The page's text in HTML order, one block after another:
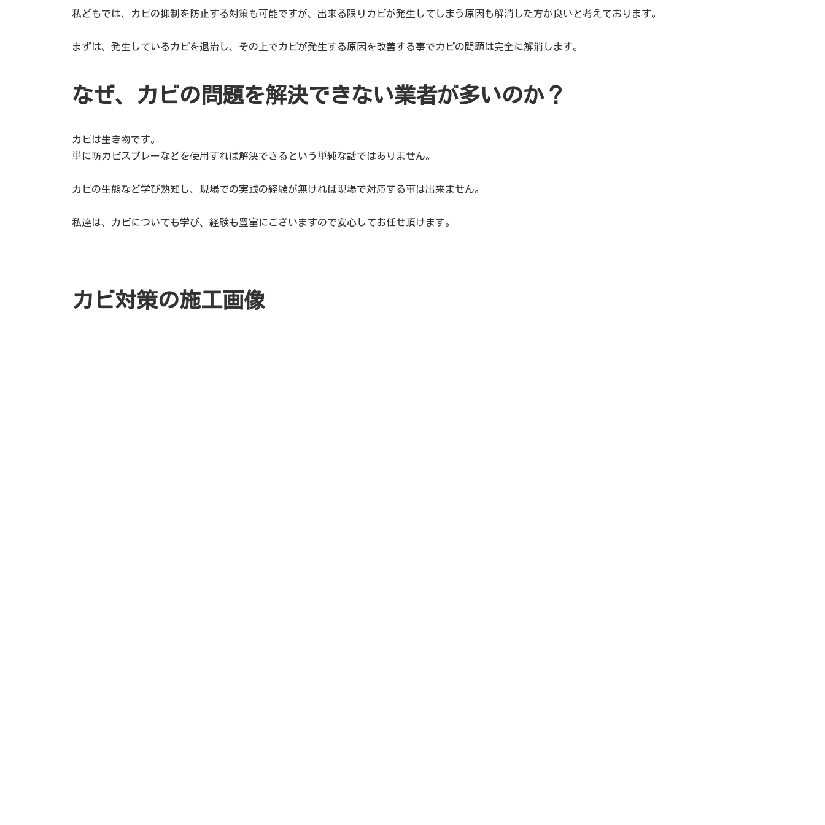
私どもでは、カビの抑制を防止する対策も可能ですが、出来る限りカビが発生してしまう原因も解消した方が良いと考えております。
まずは、発生しているカビを退治し、その上でカビが発生する原因を改善する事でカビの問題は完全に解消します。
なぜ、カビの問題を解決できない業者が多いのか？
カビは生き物です。
単に防カビスプレーなどを使用すれば解決できるという単純な話ではありません。
カビの生態など学び熟知し、現場での実践の経験が無ければ現場で対応する事は出来ません。
私達は、カビについても学び、経験も豊富にございますので安心してお任せ頂けます。
カビ対策の施工画像